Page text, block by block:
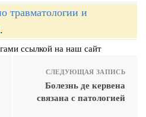
травматологии и
.
ссылкой на наш сайт
СЛЕДУЮЩАЯ ЗАПИСЬ
Болезнь де кервена
связана с патологией